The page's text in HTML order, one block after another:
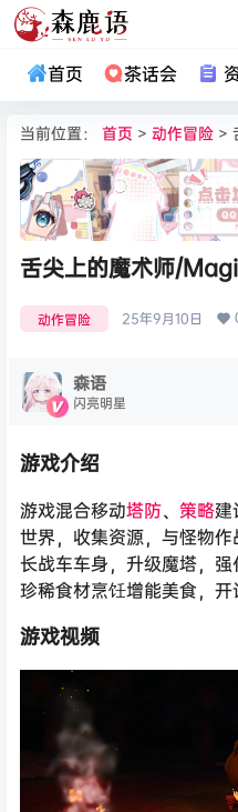
首页 茶话会
当前位置： 首页 > 动作冒险 >
舌尖上的魔术师/
动作冒险 25年9月10日
森语
闪亮明星
游戏介绍
游戏混合移动塔防、 策略建
世界，收集资源，与怪物
长战车车身，升级魔塔，
珍稀食材烹饪增能美食，开
游戏视频